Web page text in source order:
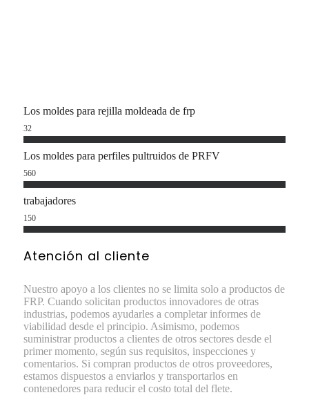
Los moldes para rejilla moldeada de frp
32
Los moldes para perfiles pultruidos de PRFV
560
trabajadores
150
Atención al cliente
Nuestro apoyo a los clientes no se limita solo a productos de
FRP. Cuando solicitan productos innovadores de otras
industrias, podemos ayudarles a completar informes de
viabilidad desde el principio. Asimismo, podemos
suministrar productos a clientes de otros sectores desde el
primer momento, según sus requisitos, inspecciones y
comentarios. Si compran productos de otros proveedores,
estamos dispuestos a enviarlos y transportarlos en
contenedores para reducir el costo total del flete.